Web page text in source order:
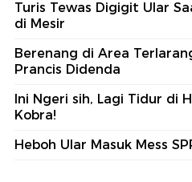
Turis Tewas Digigit Ular
di Mesir
Berenang di Area
Prancis Didenda
Ini Ngeri sih, Lagi Tidur di
Kobra!
Heboh Ular Masuk Mess